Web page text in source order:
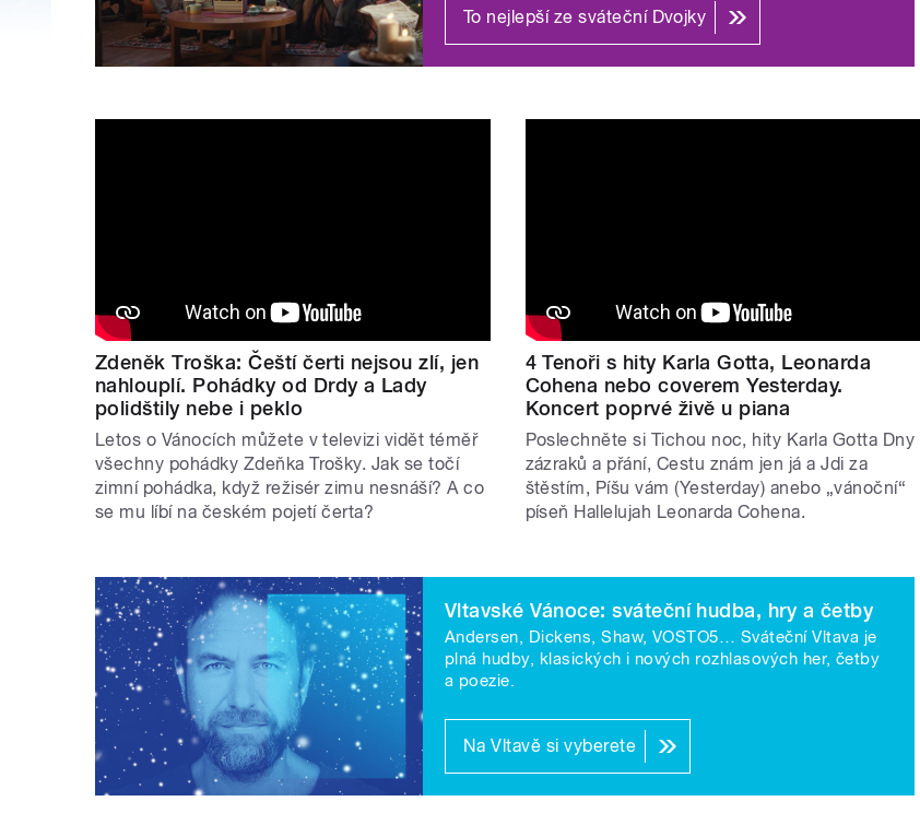
publicistiky. Regionální stanice přidávají rozhovory Ondřeje Kepky Hvězdné
Vánoce s předními herci nebo novoroční rozhovor Alex a host s Jiřím
rozhlasu a letošní dramaturgie staví na kombinaci premiérových titulů a
osvědčené klasiky. Dvojka uvede nové pohádky Anděl v kulichu či Tajemství
13. nástupiště, doplněné kultovními příběhy jako Malý princ či dramatizace
Šťastný Jim. Ve štědrodenním vysílání nechybí pohádka Drak z čertí skály,
vynikající ukázka moderního rozhlasového vyprávění.
Vltava nabídne každodenní sváteční inscenace – mimo jiné Sněhovou
královnu, Vánoční koledu nebo příběh Vánoce na objednávku. Vrcholem
souboru Vosto5.
Digitální platforma mujRozhlas připravila adventní obsah, včetně premiérové
detektivky Petra Stančíka Svítící pařez stromu sefír, pokračování fantasy série
Noční purkmistr a nového zvukového zpracování Kytice s předními českými
herci.
To nejlepší ze sváteční Dvojky
Zdeněk Troška: Čeští čerti nejsou zlí, jen
nahlouplí. Pohádky od Drdy a Lady
polidštily nebe i peklo
Letos o Vánocích můžete v televizi vidět téměř
všechny pohádky Zdeňka Trošky. Jak se točí
zimní pohádka, když režisér zimu nesnáší? A co
se mu líbí na českém pojetí čerta?
4 Tenoři s hity Karla Gotta, Leonarda
Cohena nebo coverem Yesterday.
Koncert poprvé živě u piana
Poslechněte si Tichou noc, hity Karla Gotta Dny
zázraků a přání, Cestu znám jen já a Jdi za
štěstím, Píšu vám (Yesterday) anebo „vánoční“
píseň Hallelujah Leonarda Cohena.
Vltavské Vánoce: sváteční hudba, hry a četby
Andersen, Dickens, Shaw, VOSTO5… Sváteční Vltava je
plná hudby, klasických i nových rozhlasových her, četby
a poezie.
Na Vltavě si vyberete